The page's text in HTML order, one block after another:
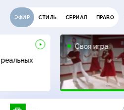
ЭФИР СТИЛЬ СЕРИАЛ ПРАВО
Своя игра
0+